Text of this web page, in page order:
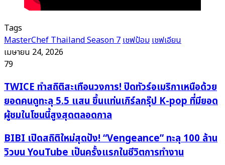
Tags
MasterChef Thailand Season 7เชฟป้อมเชฟเอียน
เมษายน 24, 2026
79
TWICE
ทำ
สถิติ
สะเทือน
วงการ!
ปิด
ทัวร์
TWICE ทำสถิติสะเทือนวงการ! ปิดทัวร์อเมริกาเหนือด้วย
ยอดคนดูทะลุ 5.5 แสน ขึ้นแท่นเกิร์ลกรุ๊ป K-pop ที่มียอด
ผู้ชมในโซนนี้สูงสุดตลอดกาล
BIBI
เปิด
BIBI เปิดสถิติใหม่สุดปัง! “Vengeance” ทะลุ 100 ล้าน
วิวบน YouTube เป็นครั้งแรกในชีวิตการทำงาน